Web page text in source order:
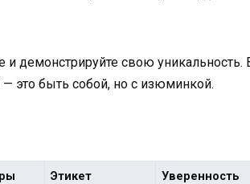
и демонстрируйте свою уникальность.
это быть собой, но с изюминкой.
Этикет Уверенность